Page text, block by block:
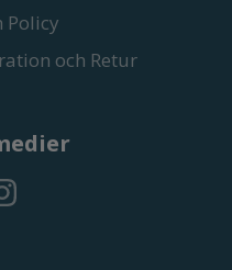
Policy
och Retur